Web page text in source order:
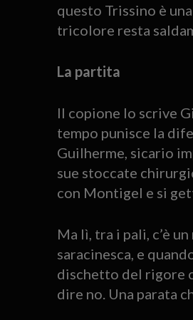
questo Trissino è
tricolore resta
La partita
Il copione lo scrive
tempo punisce la
Guilherme, sicario
sue stoccate
con Montigel e si
Ma lì, tra i pali, c’è
saracinesca, e
dischetto del rigore
dire no. Una parata